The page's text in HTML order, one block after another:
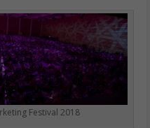
Festival 2018